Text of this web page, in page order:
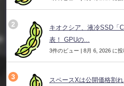
キオクシア、液冷SSD「
表！ GPUの...
3件のビュー | 8月 6, 2026 に
スペースXは公開価格割れ